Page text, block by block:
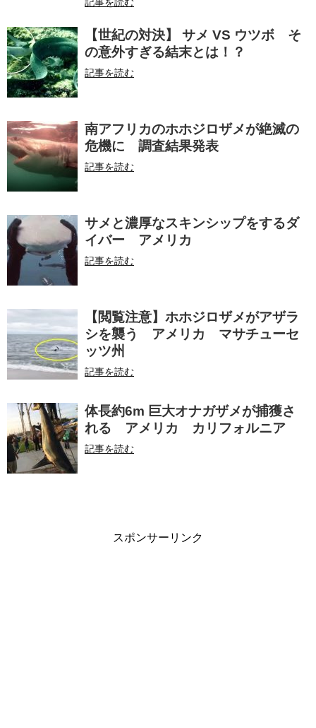
記事を読む
【世紀の対決】 サメ VS ウツボ そ
の意外すぎる結末とは！？
記事を読む
南アフリカのホホジロザメが絶滅の
危機に 調査結果発表
記事を読む
サメと濃厚なスキンシップをするダ
イバー アメリカ
記事を読む
【閲覧注意】ホホジロザメがアザラ
シを襲う アメリカ マサチューセ
ッツ州
記事を読む
体長約6m 巨大オナガザメが捕獲さ
れる アメリカ カリフォルニア
記事を読む
スポンサーリンク